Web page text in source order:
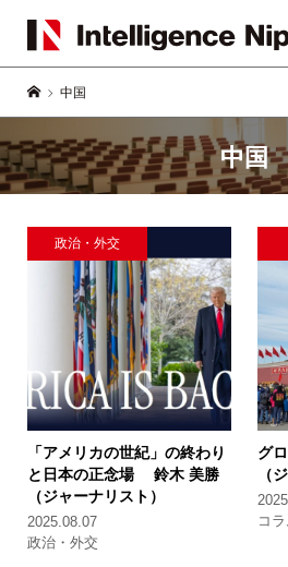
中国
中国
政治・外交
「アメリカの世紀」の終わり
と日本の正念場
鈴木 美勝
（ジャーナリスト）
2025.08.07
政治・外交
グ
（
コラ